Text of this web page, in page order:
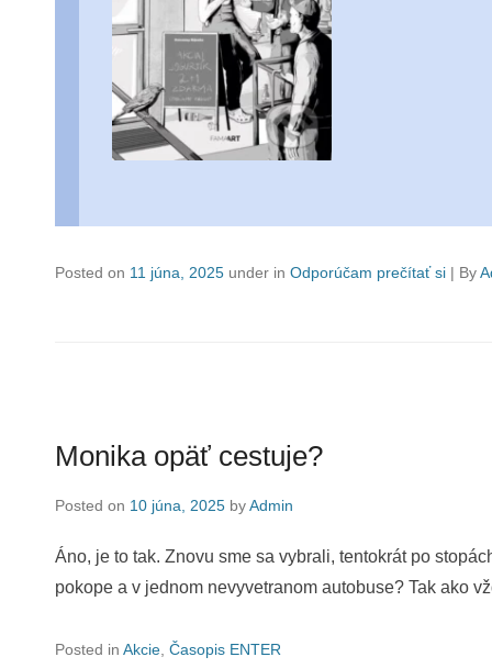
Posted on 11 júna, 2025 under in Odporúčam prečítať si | By
Monika opäť cestuje?
Posted on 10 júna, 2025 byAdmin
Áno, je to tak. Znovu sme sa vybrali, tentokrát po
pokope a v jednom nevyvetranom autobuse? Tak ako
Posted in Akcie Časopis ENTER